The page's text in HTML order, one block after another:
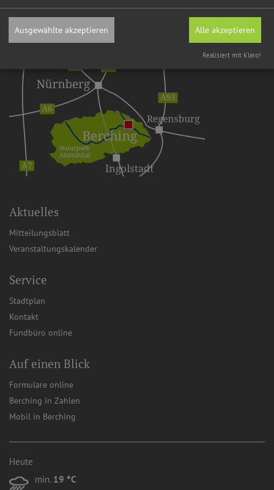
Aktuelles
Mitteilungsblatt
Veranstaltungskalender
Service
Stadtplan
Kontakt
Fundbüro online
Auf einen Blick
Formulare online
Berching in Zahlen
Mobil in Berching
Heute
min. 19 °C
Ausgewählte akzeptieren Alle akzeptieren
Realisiert mit Klaro!